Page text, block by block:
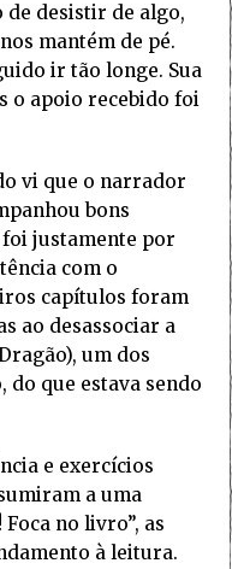
de desistir de algo,
mantém de pé.
ir tão longe. Sua
o apoio recebido foi
vi que o narrador
bons
justamente por
com o
capítulos foram
ao desassociar a
um dos
do que estava sendo
e exercícios
a uma
no livro”, as
à leitura.